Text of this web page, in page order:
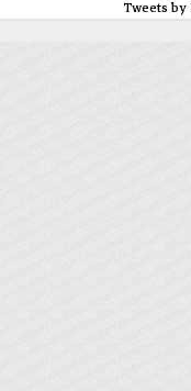
Tweets by